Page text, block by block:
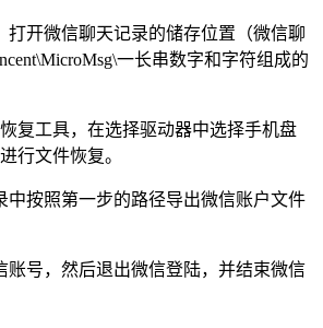
打开微信聊天记录的储存位置（微信聊
一长串数字和字符组成的
复工具，在选择驱动器中选择手机盘
行文件恢复。
中按照第一步的路径导出微信账户文件
账号，然后退出微信登陆，并结束微信